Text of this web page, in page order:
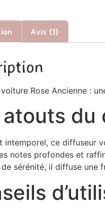
Avis (1)
Rose Ancienne :
atouts du
intemporel, ce diffuseur
notes profondes et
sérénité, il diffuse une